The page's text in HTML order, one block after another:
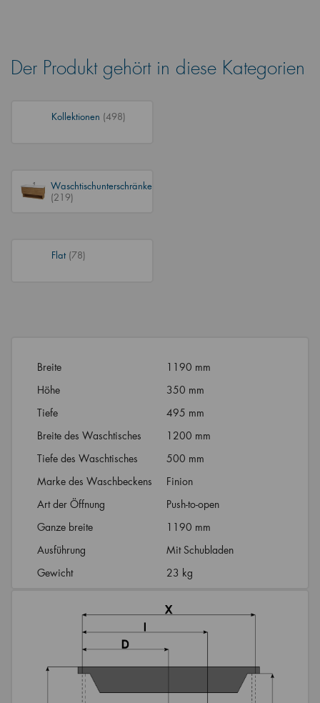
Der Produkt gehört in diese Kategorien
Kollektionen (498)
Waschtischunterschränke
(219)
Flat (78)
Breite
1190 mm
Höhe
350 mm
Tiefe
495 mm
Breite des Waschtisches
1200 mm
Tiefe des Waschtisches
500 mm
Marke des Waschbeckens
Finion
Art der Öffnung
Push-to-open
Ganze breite
1190 mm
Ausführung
Mit Schubladen
Gewicht
23 kg